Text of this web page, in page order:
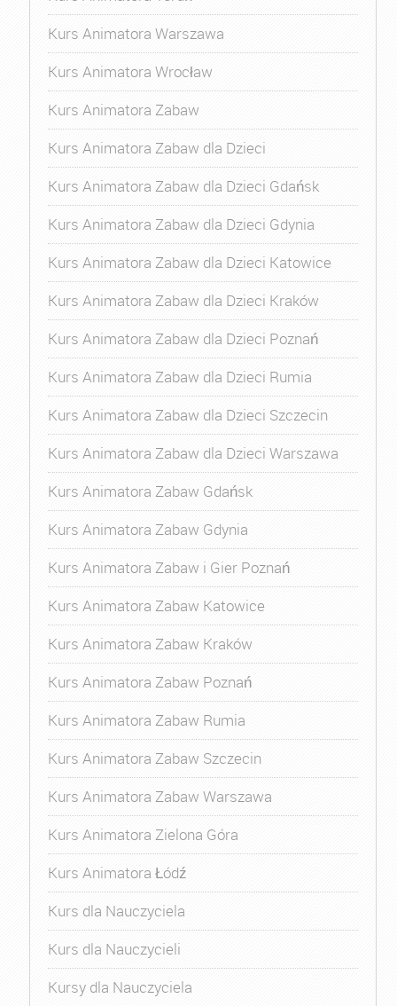
Kurs Animatora Warszawa
Kurs Animatora Wrocław
Kurs Animatora Zabaw
Kurs Animatora Zabaw dla Dzieci
Kurs Animatora Zabaw dla Dzieci Gdańsk
Kurs Animatora Zabaw dla Dzieci Gdynia
Kurs Animatora Zabaw dla Dzieci Katowice
Kurs Animatora Zabaw dla Dzieci Kraków
Kurs Animatora Zabaw dla Dzieci Poznań
Kurs Animatora Zabaw dla Dzieci Rumia
Kurs Animatora Zabaw dla Dzieci Szczecin
Kurs Animatora Zabaw dla Dzieci Warszawa
Kurs Animatora Zabaw Gdańsk
Kurs Animatora Zabaw Gdynia
Kurs Animatora Zabaw i Gier Poznań
Kurs Animatora Zabaw Katowice
Kurs Animatora Zabaw Kraków
Kurs Animatora Zabaw Poznań
Kurs Animatora Zabaw Rumia
Kurs Animatora Zabaw Szczecin
Kurs Animatora Zabaw Warszawa
Kurs Animatora Zielona Góra
Kurs Animatora Łódź
Kurs dla Nauczyciela
Kurs dla Nauczycieli
Kursy dla Nauczyciela